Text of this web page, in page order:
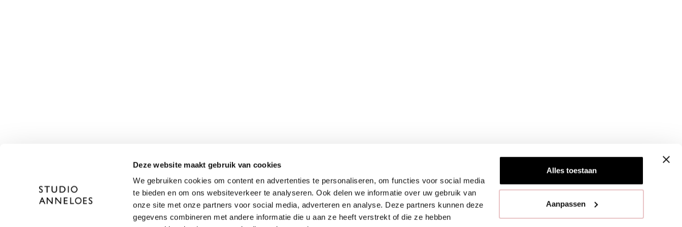
Deze website maakt gebruik van cookies
We gebruiken cookies om content en advertenties te personaliseren, om functies voor social media
te bieden en om ons websiteverkeer te analyseren. Ook delen we informatie over uw gebruik van
onze site met onze partners voor social media, adverteren en analyse. Deze partners kunnen deze
gegevens combineren met andere informatie die u aan ze heeft verstrekt of die ze hebben
Alles toestaan
Aanpassen